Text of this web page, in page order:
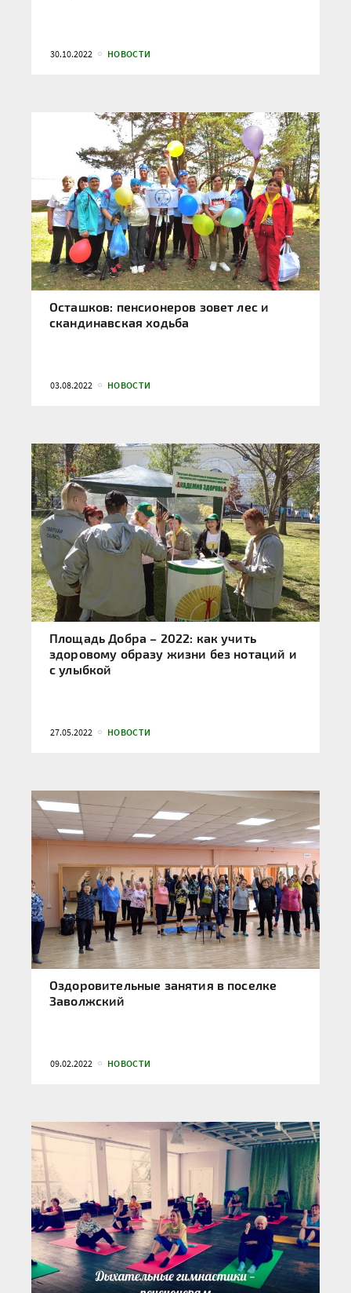
30.10.2022 НОВОСТИ
Осташков: пенсионеров зовет лес и
скандинавская ходьба
03.08.2022 НОВОСТИ
Площадь Добра – 2022: как учить
здоровому образу жизни без нотаций и
с улыбкой
27.05.2022 НОВОСТИ
Оздоровительные занятия в поселке
Заволжский
09.02.2022 НОВОСТИ